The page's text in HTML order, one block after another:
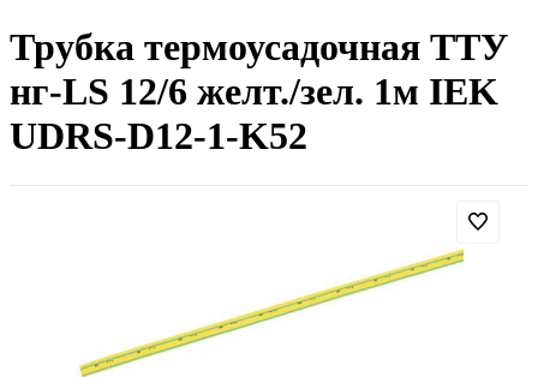
Трубка термоусадочная ТТУ
нг-LS 12/6 желт./зел. 1м IEK
UDRS-D12-1-K52